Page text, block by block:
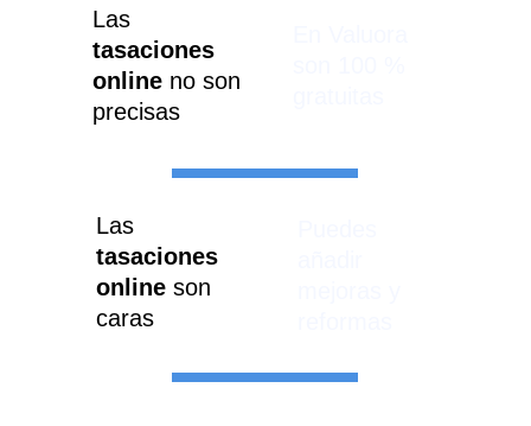
Las
tasaciones
online no son
precisas
Las
tasaciones
online son
caras